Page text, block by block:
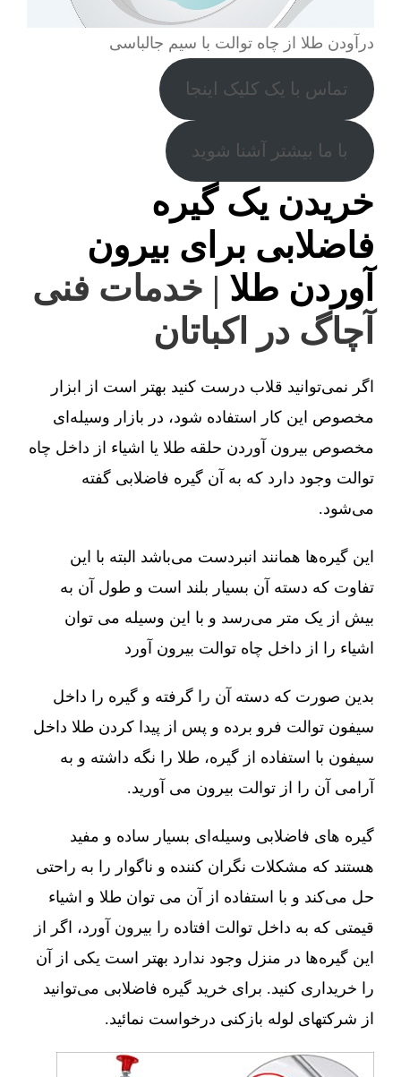
درآودن طلا از چاه توالت با سیم جالباسی
تماس با یک کلیک اینجا
با ما بیشتر آشنا شوید
خریدن یک گیره
فاضلابی برای بیرون
آوردن طلا | خدمات فنی
آچاگ در اکباتان
اگر نمی‌توانید قلاب درست کنید بهتر است از ابزار
مخصوص این کار استفاده شود، در بازار وسیله‌ای
مخصوص بیرون آوردن حلقه طلا یا اشیاء از داخل چاه
توالت وجود دارد که به آن گیره فاضلابی گفته
می‌شود.
این گیره‌ها همانند انبردست می‌باشد البته با این
تفاوت که دسته آن بسیار بلند است و طول آن به
بیش از یک متر می‌رسد و با این وسیله می توان
اشیاء را از داخل چاه توالت بیرون آورد
بدین صورت که دسته آن را گرفته و گیره را داخل
سیفون توالت فرو برده و پس از پیدا کردن طلا داخل
سیفون با استفاده از گیره، طلا را نگه داشته و به
آرامی آن را از توالت بیرون می آورید.
گیره های فاضلابی وسیله‌ای بسیار ساده و مفید
هستند که مشکلات نگران کننده و ناگوار را به راحتی
حل می‌کند و با استفاده از آن می توان طلا و اشیاء
قیمتی که به داخل توالت افتاده را بیرون آورد، اگر از
این گیره‌ها در منزل وجود ندارد بهتر است یکی از آن
را خریداری کنید. برای خرید گیره فاضلابی می‌توانید
از شرکتهای لوله بازکنی درخواست نمائید.